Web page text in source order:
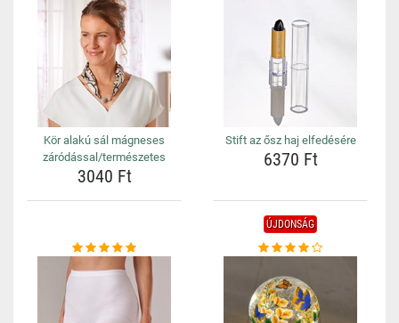
Kör alakú sál mágneses
záródással/természetes
3040 Ft
Stift az ősz haj elfedésére
6370 Ft
ÚJDONSÁG